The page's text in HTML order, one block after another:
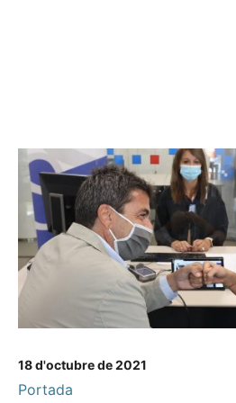
18 d'octubre de 2021
Portada